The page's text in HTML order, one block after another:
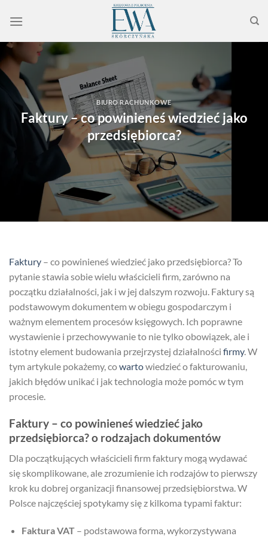
BIURO RACHUNKOWE
Faktury – co powinieneś wiedzieć jako
przedsiębiorca?
Faktury – co powinieneś wiedzieć jako przedsiębiorca? To
pytanie stawia sobie wielu właścicieli firm, zarówno na
początku działalności, jak i w jej dalszym rozwoju. Faktury są
podstawowym dokumentem w obiegu gospodarczym i
ważnym elementem procesów księgowych. Ich poprawne
wystawienie i przechowywanie to nie tylko obowiązek, ale i
istotny element budowania przejrzystej działalności firmy. W
tym artykule pokażemy, cowartowiedzieć o fakturowaniu,
jakich błędów unikać i jak technologia może pomóc w tym
procesie.
Faktury – co powinieneś wiedzieć jako
przedsiębiorca? o rodzajach dokumentów
Dla początkujących właścicieli firm faktury mogą wydawać
się skomplikowane, ale zrozumienie ich rodzajów to pierwszy
krok ku dobrej organizacji finansowej przedsiębiorstwa. W
Polsce najczęściej spotykamy się z kilkoma typami faktur:
Faktura VAT– podstawowa forma, wykorzystywana